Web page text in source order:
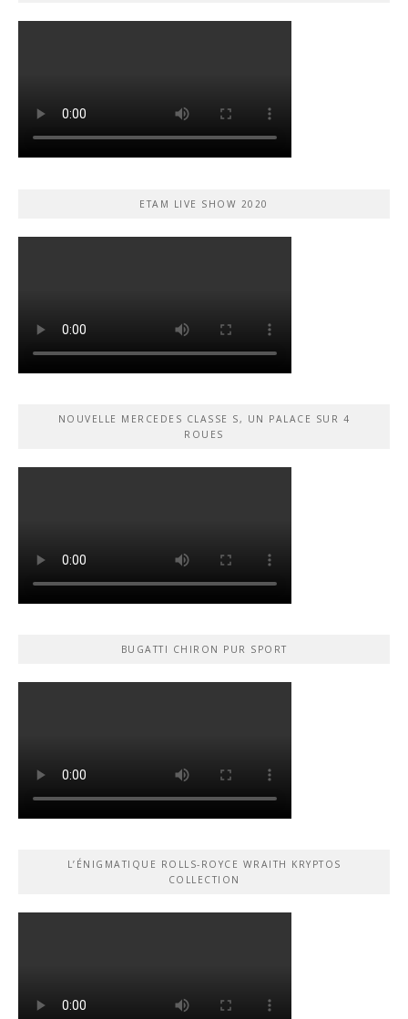
ETAM LIVE SHOW 2020
NOUVELLE MERCEDES CLASSE S, UN PALACE SUR 4
ROUES
BUGATTI CHIRON PUR SPORT
L’ÉNIGMATIQUE ROLLS-ROYCE WRAITH KRYPTOS
COLLECTION